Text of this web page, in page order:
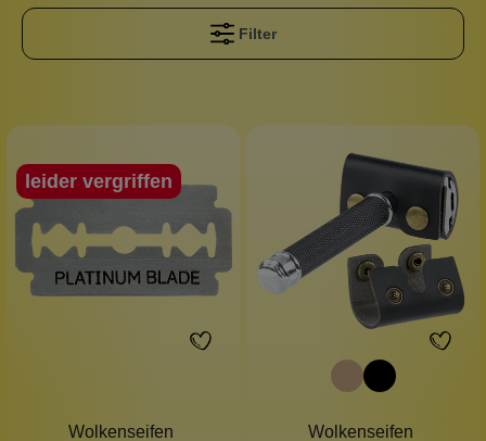
Filter
leider vergriffen
Wolkenseifen
Wolkenseifen